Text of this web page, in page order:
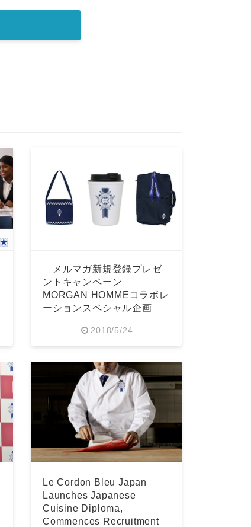
メルマガ新規登録プレゼ
ントキャンペーン
MORGAN HOMMEコラボレ
ーションスペシャル企画
2018/5/24
Le Cordon Bleu Japan
Launches Japanese
Cuisine Diploma,
Commences Recruitment